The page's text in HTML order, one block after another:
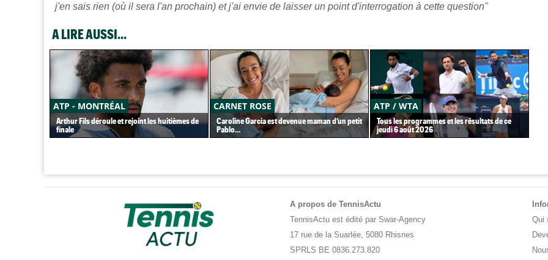
j'en sais rien (où il sera l'an prochain) et j'ai envie de laisser un point d'interrogation à cette question"
A LIRE AUSSI...
ATP - MONTRÉAL
Arthur Fils déroule et rejoint les huitièmes de
finale
CARNET ROSE
Caroline Garcia est devenue maman d’un petit
Pablo...
ATP / WTA
Tous les programmes et les résultats de ce
jeudi 6 août 2026
A propos de TennisActu
TennisActu est édité par Swar-Agency
17 rue de la Suarlée, 5080 Rhisnes
SPRLS BE 0836.273.820
Qui